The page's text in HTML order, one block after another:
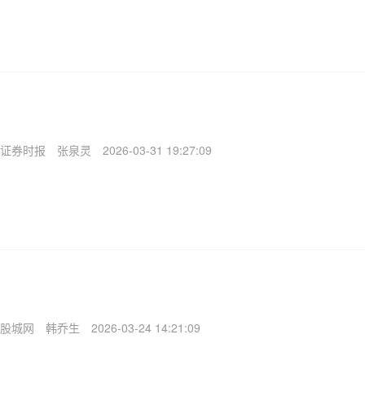
证券时报 张泉灵 2026-03-31 19:27:09
股城网 韩乔生 2026-03-24 14:21:09